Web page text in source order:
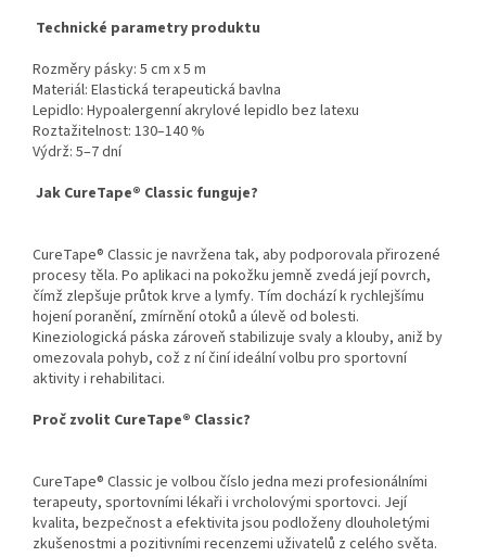
Technické parametry produktu
Rozměry pásky: 5 cm x 5 m
Materiál: Elastická terapeutická bavlna
Lepidlo: Hypoalergenní akrylové lepidlo bez latexu
Roztažitelnost: 130–140 %
Výdrž: 5–7 dní
Jak CureTape® Classic funguje?
CureTape® Classic je navržena tak, aby podporovala přirozené
procesy těla. Po aplikaci na pokožku jemně zvedá její povrch,
čímž zlepšuje průtok krve a lymfy. Tím dochází k rychlejšímu
hojení poranění, zmírnění otoků a úlevě od bolesti.
Kineziologická páska zároveň stabilizuje svaly a klouby, aniž by
omezovala pohyb, což z ní činí ideální volbu pro sportovní
aktivity i rehabilitaci.
Proč zvolit CureTape® Classic?
CureTape® Classic je volbou číslo jedna mezi profesionálními
terapeuty, sportovními lékaři i vrcholovými sportovci. Její
kvalita, bezpečnost a efektivita jsou podloženy dlouholetými
zkušenostmi a pozitivními recenzemi uživatelů z celého světa.